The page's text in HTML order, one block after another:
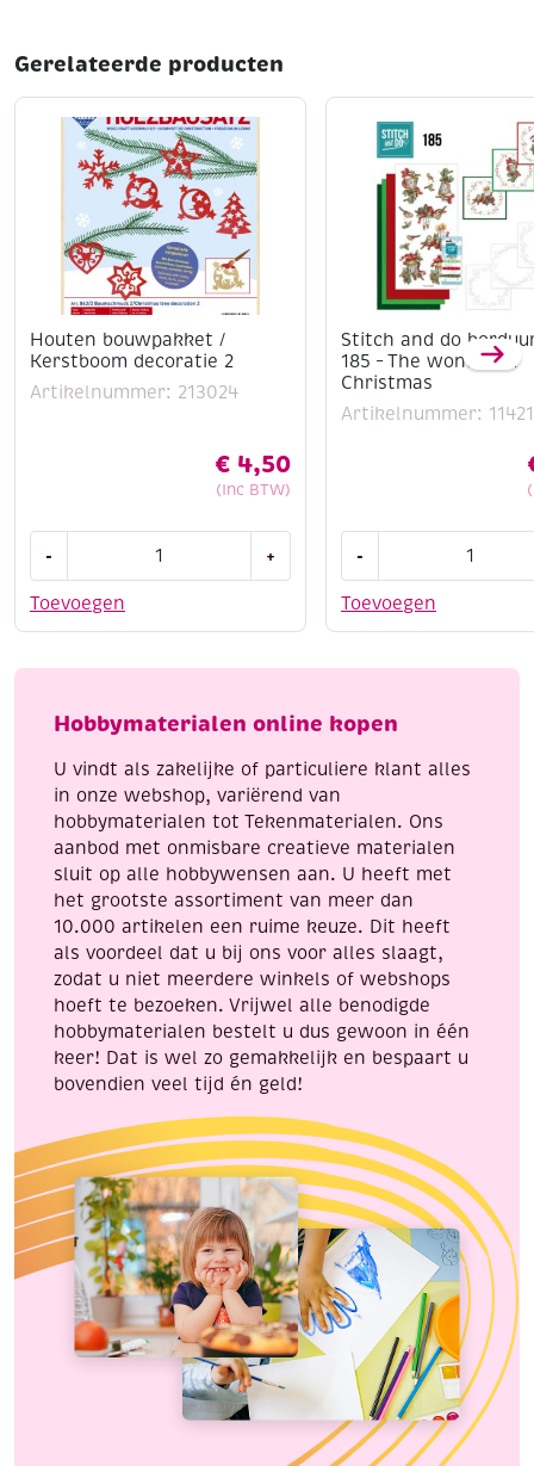
Gerelateerde producten
Houten bouwpakket /
Kerstboom decoratie 2
Artikelnummer: 213024
€ 4,50
(Inc BTW)
Toevoegen
-
/
2
+
Stitch and do
185 – The wonder of
Christmas
Artikelnummer:
Toevoegen
-
do
-
wonder
Christmas
Hobbymaterialen online kopen
U vindt als zakelijke of particuliere klant alles
in onze webshop, variërend van
hobbymaterialen tot Tekenmaterialen. Ons
aanbod met onmisbare creatieve materialen
sluit op alle hobbywensen aan. U heeft met
het grootste assortiment van meer dan
10.000 artikelen een ruime keuze. Dit heeft
als voordeel dat u bij ons voor alles slaagt,
zodat u niet meerdere winkels of webshops
hoeft te bezoeken. Vrijwel alle benodigde
hobbymaterialen bestelt u dus gewoon in één
keer! Dat is wel zo gemakkelijk en bespaart u
bovendien veel tijd én geld!